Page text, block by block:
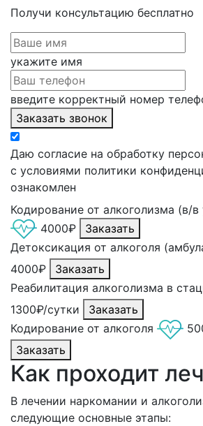
Получи консультацию бесплатно
укажите имя
введите корректный номер
Заказать звонок
Даю согласие на обработку
с условиями политики
ознакомлен
Кодирование от алкоголизма (в/в
4000₽
Заказать
Детоксикация от алкоголя
4000₽
Заказать
Реабилитация алкоголизма в
1300₽/сутки
Заказать
Кодирование от алкоголя
Заказать
Как проходит
В лечении наркомании и
следующие основные этапы: